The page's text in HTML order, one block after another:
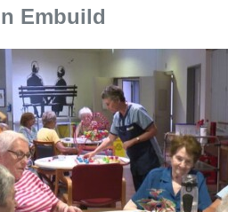
l'article "Chaleur : 95% des
de Zaventem
après que des